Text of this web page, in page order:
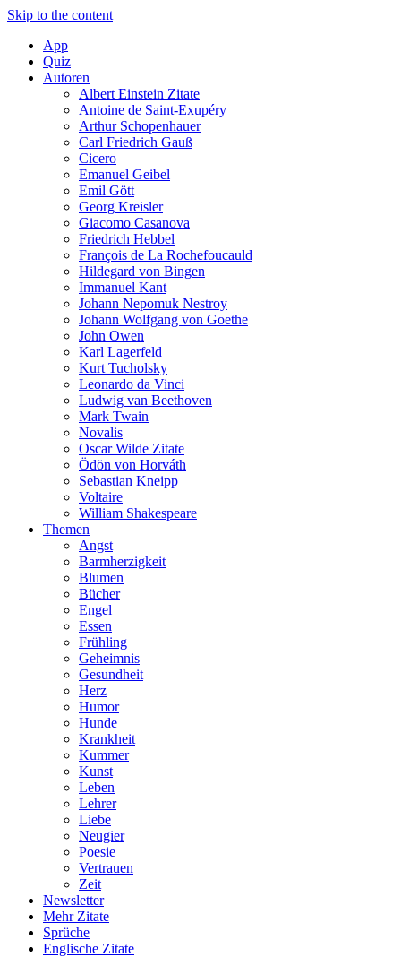
Skip to the content
App
Quiz
Autoren
Albert Einstein Zitate
Antoine de Saint-Exupéry
Arthur Schopenhauer
Carl Friedrich Gauß
Cicero
Emanuel Geibel
Emil Gött
Georg Kreisler
Giacomo Casanova
Friedrich Hebbel
François de La Rochefoucauld
Hildegard von Bingen
Immanuel Kant
Johann Nepomuk Nestroy
Johann Wolfgang von Goethe
John Owen
Karl Lagerfeld
Kurt Tucholsky
Leonardo da Vinci
Ludwig van Beethoven
Mark Twain
Novalis
Oscar Wilde Zitate
Ödön von Horváth
Sebastian Kneipp
Voltaire
William Shakespeare
Themen
Angst
Barmherzigkeit
Blumen
Bücher
Engel
Essen
Frühling
Geheimnis
Gesundheit
Herz
Humor
Hunde
Krankheit
Kummer
Kunst
Leben
Lehrer
Liebe
Neugier
Poesie
Vertrauen
Zeit
Newsletter
Mehr Zitate
Sprüche
Englische Zitate